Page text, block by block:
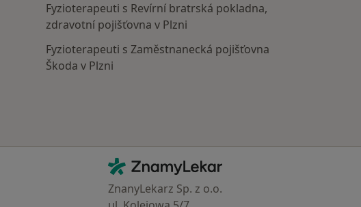
Fyzioterapeuti s Revírní bratrská pokladna,
zdravotní pojišťovna v Plzni
Fyzioterapeuti s Zaměstnanecká pojišťovna
Škoda v Plzni
Kontakt
ZnamyLekar - Hlavní stránka
ZnanyLekarz Sp. z o.o.